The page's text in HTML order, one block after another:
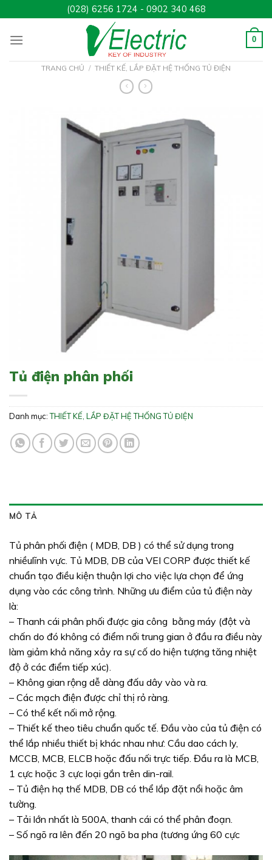
content
(028) 6256 1724 - 0902 340 468
0
TRANG CHỦ / THIẾT KẾ, LẮP ĐẶT HỆ THỐNG TỦ ĐIỆN
Tủ điện phân phối
Danh mục:THIẾT KẾ, LẮP ĐẶT HỆ THỐNG TỦ ĐIỆN
MÔ TẢ
Tủ phân phối điện ( MDB, DB ) có thể sử dụng trong
nhiềulĩnh vực. Tủ MDB, DB của VEI CORP được thiết kế
chuẩn tạo điều kiện thuận lợi cho việc lựa chọn để ứng
dụng vào các công trình. Những ưu điểm của tủ điện này
là:
– Thanh cái phân phối được gia công bằng máy (đột và
chấn do đó không có điểm nối trung gian ở đầu ra điều này
làm giảm khả năng xảy ra sự cố do hiện tượng tăng nhiệt
độ ở các điểm tiếp xúc).
– Không gian rộng dễ dàng đấu dây vào và ra.
– Các mạch điện được chỉ thị rỏ ràng.
– Có thể kết nối mở rộng.
– Thiết kế theo tiêu chuẩn quốc tế. Đầu vào của tủ điện có
thể lắp nhiều thiết bị khác nhau như: Cầu dao cách ly,
MCCB, MCB, ELCB hoặc đấu nối trực tiếp. Đầu ra là MCB,
1 cực hoặc 3 cực loại gắn trên din-rail.
– Tủ điện hạ thế MDB, DB có thể lắp đặt nổi hoặc âm
tường.
– Tải lớn nhất là 500A, thanh cái có thể phân đoạn.
– Số ngõ ra lên đến 20 ngõ ba pha (tương ứng 60 cực